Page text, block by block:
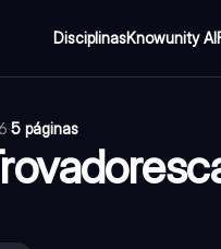
DisciplinasKnowunity AI
·5 páginas